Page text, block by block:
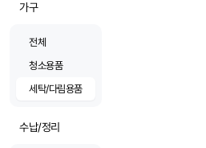
가구
전체
청소용품
세탁/다림용품
수납/정리